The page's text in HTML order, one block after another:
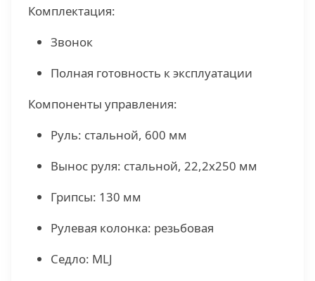
Комплектация:
Звонок
Полная готовность к эксплуатации
Компоненты управления:
Руль: стальной, 600 мм
Вынос руля: стальной, 22,2х250 мм
Грипсы: 130 мм
Рулевая колонка: резьбовая
Седло: MLJ